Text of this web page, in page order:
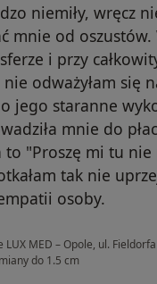
niemiły, wręcz
mnie od oszustów.
i przy
odważyłam się
jego staranne
mnie do
"Proszę mi tu nie
tak nie
osoby.
MED – Opole, ul.
do 1.5 cm